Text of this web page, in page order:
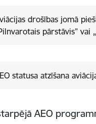
drošības jomā piešķirto statusu atzīšana AEO jomā (Ja pieteikuma iesniedzējs ir
pārstāvis” vai
statusa atzīšana
AEO